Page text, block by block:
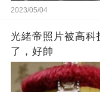
2023/05/04
光緒帝照片被高科
了，好帥